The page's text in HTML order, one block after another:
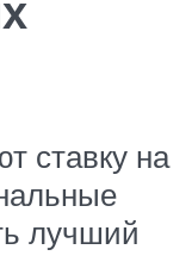
ставку на
лучший